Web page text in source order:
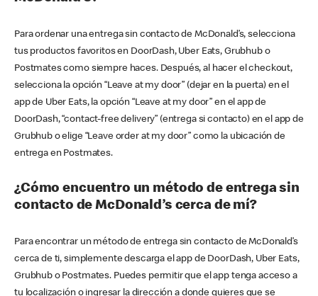
Para ordenar una entrega sin contacto de McDonald’s, selecciona
tus productos favoritos en DoorDash, Uber Eats, Grubhub o
Postmates como siempre haces. Después, al hacer el checkout,
selecciona la opción “Leave at my door” (dejar en la puerta) en el
app de Uber Eats, la opción “Leave at my door” en el app de
DoorDash, “contact-free delivery” (entrega si contacto) en el app de
Grubhub o elige “Leave order at my door” como la ubicación de
entrega en Postmates.
¿Cómo encuentro un método de entrega sin
contacto de McDonald’s cerca de mí?
Para encontrar un método de entrega sin contacto de McDonald’s
cerca de ti, simplemente descarga el app de DoorDash, Uber Eats,
Grubhub o Postmates. Puedes permitir que el app tenga acceso a
tu localización o ingresar la dirección a donde quieres que se